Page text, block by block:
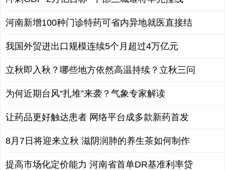
河南新增100种门诊特药可省内异地就医直接结
我国外贸进出口规模连续5个月超过4万亿元
立秋即入秋？哪些地方依然高温持续？立秋三问
为何近期台风“扎堆”来袭？气象专家解读
让药品更好触达患者 网络平台成多款新药首发
8月7日将迎来立秋 滋阴润肺的养生茶如何制作
提高市场化定价能力 河南省首单DR基准利率贷